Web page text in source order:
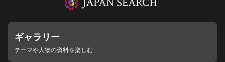
ギャラリー
テーマや人物の資料を楽しむ